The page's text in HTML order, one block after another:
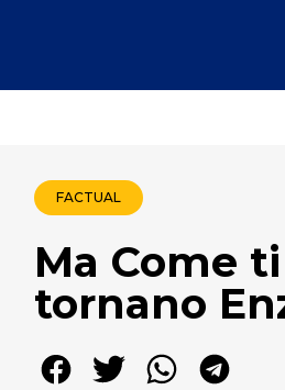
FACTUAL
Ma Come
tornano